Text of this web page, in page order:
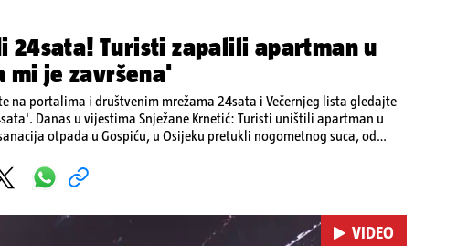
24sata! Turisti zapalili apartman u
mi je završena'
na portalima i društvenim mrežama 24sata i Večernjeg lista gledajte
Danas u vijestima Snježane Krnetić: Turisti uništili apartman u
otpada u Gospiću, u Osijeku pretukli nogometnog suca, od
VIDEO